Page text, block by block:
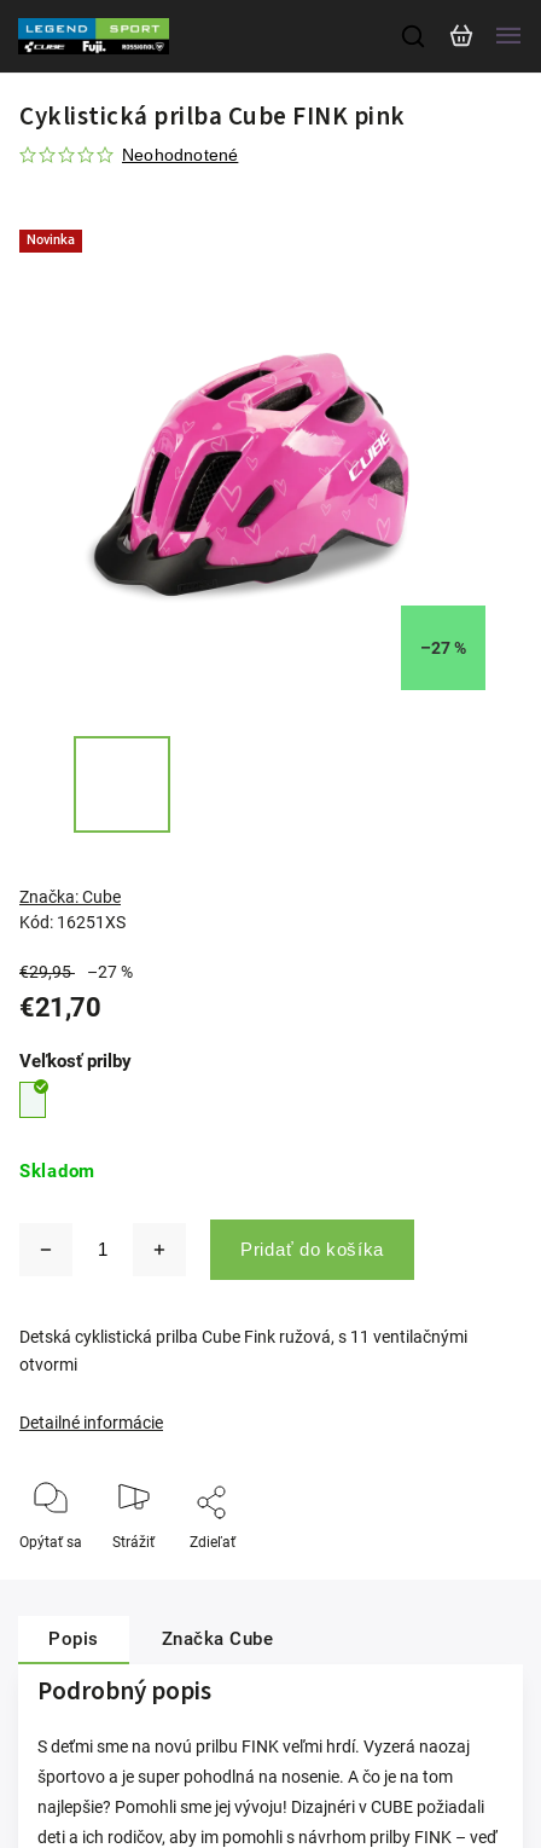
Cyklistická prilba Cube FINK pink
Neohodnotené
Novinka
–27 %
Kód: 16251XS
Značka:Cube
€29,95 –27 %
€21,70
Skladom
Veľkosť prilby
Pridať do košíka
Detská cyklistická prilba Cube Fink ružová, s 11 ventilačnými
otvormi
Detailné informácie
Opýtať sa Strážiť Zdieľať
Popis Značka Cube
Podrobný popis
S deťmi sme na novú prilbu FINK veľmi hrdí. Vyzerá naozaj
športovo a je super pohodlná na nosenie. A čo je na tom
najlepšie? Pomohli sme jej vývoju! Dizajnéri v CUBE požiadali
deti a ich rodičov, aby im pomohli s návrhom prilby FINK – veď